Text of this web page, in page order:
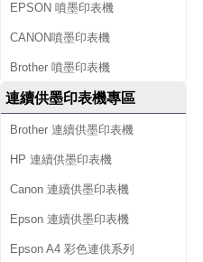
EPSON 噴墨印表機
CANON噴墨印表機
Brother 噴墨印表機
連續供墨印表機專區
Brother 連續供墨印表機
HP 連續供墨印表機
Canon 連續供墨印表機
Epson 連續供墨印表機
Epson A4 彩色連供系列